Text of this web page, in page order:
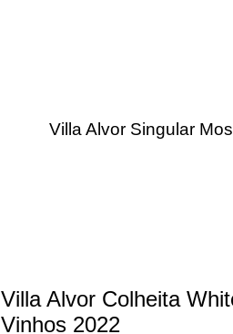
Villa Alvor Singular
Villa Alvor Colheita
Vinhos 2022